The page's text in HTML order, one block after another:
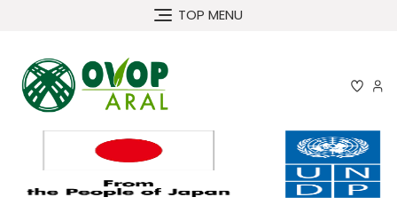
TOP MENU